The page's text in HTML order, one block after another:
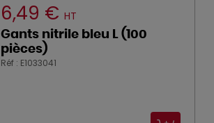
6,49 € HT
Gants nitrile bleu L (100
pièces)
Réf : E1033041